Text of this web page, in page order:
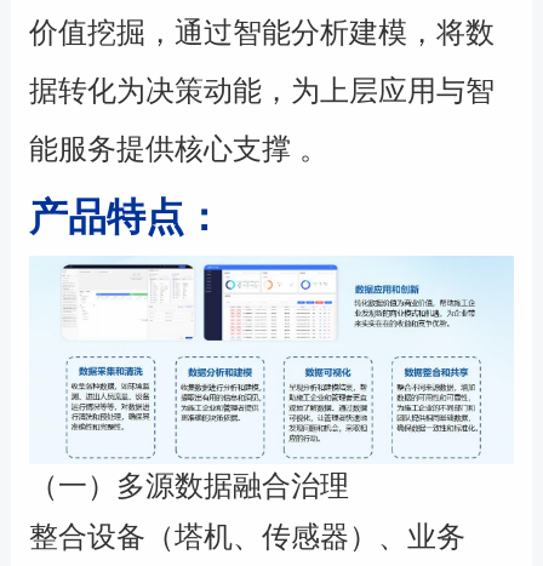
价值挖掘，通过智能分析建模，将数
据转化为决策动能，为上层应用与智
能服务提供核心支撑 。
产品特点：
（一）多源数据融合治理
整合设备（塔机、传感器）、业务